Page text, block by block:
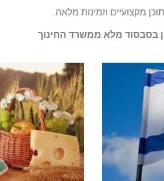
מקצועיים וזמינות מלאה.
בסבסוד מלא ממשרד החינוך